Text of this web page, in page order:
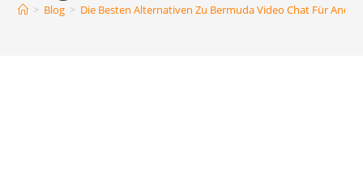
> Blog > Die Besten Alternativen Zu Bermuda Video Chat Für